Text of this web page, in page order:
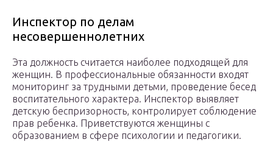
Инспектор по делам
несовершеннолетних
Эта должность считается наиболее подходящей для
женщин. В профессиональные обязанности входят
мониторинг за трудными детьми, проведение бесед
воспитательного характера. Инспектор выявляет
детскую беспризорность, контролирует соблюдение
прав ребенка. Приветствуются женщины с
образованием в сфере психологии и педагогики.